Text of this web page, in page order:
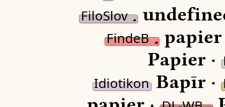
FiloSlov
FindeB papier
Papier ·
IdiotikonBapīr ·